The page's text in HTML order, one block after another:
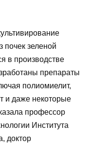
почек зеленой
в производстве
препараты
полиомиелит,
и даже некоторые
профессор
Института
доктор